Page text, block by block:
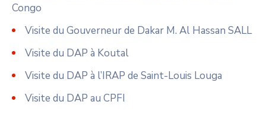
Congo
Visite du Gouverneur de Dakar M. Al Hassan SALL
Visite du DAP à Koutal
Visite du DAP à l’IRAP de Saint-Louis Louga
Visite du DAP au CPFI